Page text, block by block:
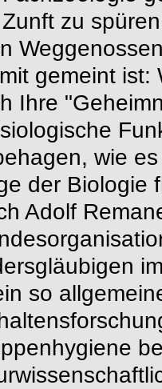
zu
gemeint ist:
Ihre
wie
der Biologie
Adolf
so